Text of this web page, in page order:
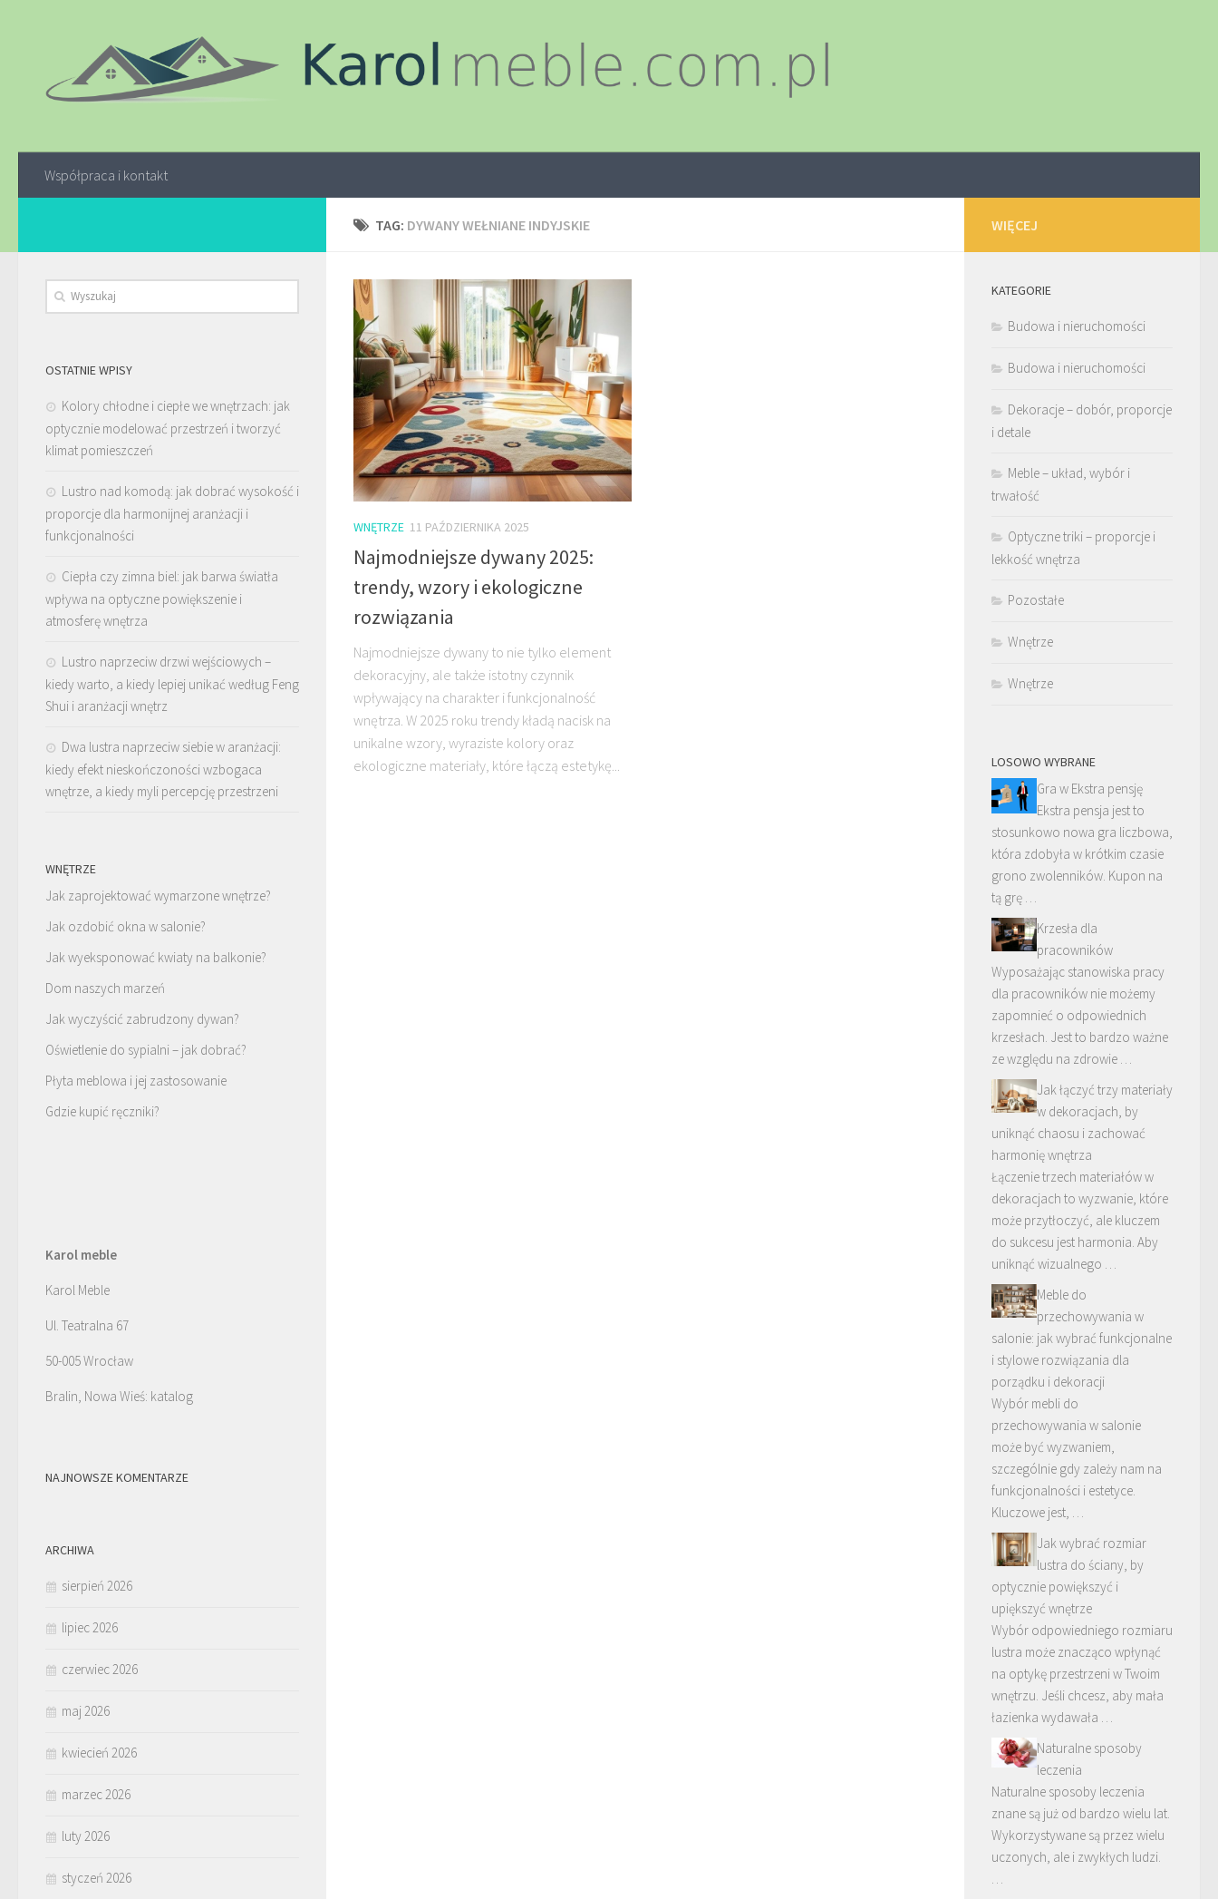
Współpraca i kontakt
TAG: DYWANY WEŁNIANE INDYJSKIE
WNĘTRZE 11 PAŹDZIERNIKA 2025
Najmodniejsze dywany 2025:
trendy, wzory i ekologiczne
rozwiązania
Najmodniejsze dywany to nie tylko element
dekoracyjny, ale także istotny czynnik
wpływający na charakter i funkcjonalność
wnętrza. W 2025 roku trendy kładą nacisk na
unikalne wzory, wyraziste kolory oraz
ekologiczne materiały, które łączą estetykę...
OSTATNIE WPISY
Kolory chłodne i ciepłe we wnętrzach: jak
optycznie modelować przestrzeń i tworzyć
klimat pomieszczeń
Lustro nad komodą: jak dobrać wysokość i
proporcje dla harmonijnej aranżacji i
funkcjonalności
Ciepła czy zimna biel: jak barwa światła
wpływa na optyczne powiększenie i
atmosferę wnętrza
Lustro naprzeciw drzwi wejściowych –
kiedy warto, a kiedy lepiej unikać według Feng
Shui i aranżacji wnętrz
Dwa lustra naprzeciw siebie w aranżacji:
kiedy efekt nieskończoności wzbogaca
wnętrze, a kiedy myli percepcję przestrzeni
WNĘTRZE
Jak zaprojektować wymarzone wnętrze?
Jak ozdobić okna w salonie?
Jak wyeksponować kwiaty na balkonie?
Dom naszych marzeń
Jak wyczyścić zabrudzony dywan?
Oświetlenie do sypialni – jak dobrać?
Płyta meblowa i jej zastosowanie
Gdzie kupić ręczniki?
Karol meble
Karol Meble
Ul. Teatralna 67
50-005 Wrocław
Bralin, Nowa Wieś: katalog
NAJNOWSZE KOMENTARZE
ARCHIWA
sierpień 2026
lipiec 2026
czerwiec 2026
maj 2026
kwiecień 2026
marzec 2026
luty 2026
styczeń 2026
WIĘCEJ
KATEGORIE
Budowa i nieruchomości
Budowa i nieruchomości
Dekoracje – dobór, proporcje
i detale
Meble – układ, wybór i
trwałość
Optyczne triki – proporcje i
lekkość wnętrza
Pozostałe
Wnętrze
Wnętrze
LOSOWO WYBRANE
Gra w Ekstra pensję
Ekstra pensja jest to
stosunkowo nowa gra liczbowa,
która zdobyła w krótkim czasie
grono zwolenników. Kupon na
tą grę …
Krzesła dla
pracowników
Wyposażając stanowiska pracy
dla pracowników nie możemy
zapomnieć o odpowiednich
krzesłach. Jest to bardzo ważne
ze względu na zdrowie …
Jak łączyć trzy materiały
w dekoracjach, by
uniknąć chaosu i zachować
harmonię wnętrza
Łączenie trzech materiałów w
dekoracjach to wyzwanie, które
może przytłoczyć, ale kluczem
do sukcesu jest harmonia. Aby
uniknąć wizualnego …
Meble do
przechowywania w
salonie: jak wybrać funkcjonalne
i stylowe rozwiązania dla
porządku i dekoracji
Wybór mebli do
przechowywania w salonie
może być wyzwaniem,
szczególnie gdy zależy nam na
funkcjonalności i estetyce.
Kluczowe jest, …
Jak wybrać rozmiar
lustra do ściany, by
optycznie powiększyć i
upiększyć wnętrze
Wybór odpowiedniego rozmiaru
lustra może znacząco wpłynąć
na optykę przestrzeni w Twoim
wnętrzu. Jeśli chcesz, aby mała
łazienka wydawała …
Naturalne sposoby
leczenia
Naturalne sposoby leczenia
znane są już od bardzo wielu lat.
Wykorzystywane są przez wielu
uczonych, ale i zwykłych ludzi.
…